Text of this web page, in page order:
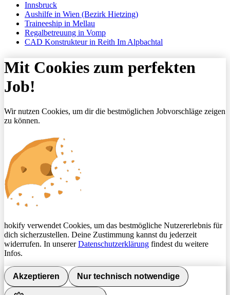
Innsbruck
Aushilfe in Wien (Bezirk Hietzing)
Traineeship in Mellau
Regalbetreuung in Vomp
CAD Konstrukteur in Reith Im Alpbachtal
Mit Cookies zum perfekten
Job!
Wir nutzen Cookies, um dir die bestmöglichen Jobvorschläge zeigen
zu können.
hokify verwendet Cookies, um das bestmögliche Nutzererlebnis für
dich sicherzustellen. Deine Zustimmung kannst du jederzeit
widerrufen. In unsererDatenschutzerklärung findest du weitere
Infos.
Akzeptieren Nur technisch notwendige